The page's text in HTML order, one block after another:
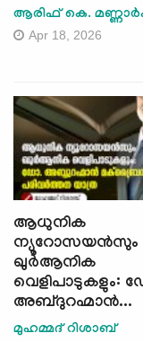
ആരിഫ് കെ.
Apr 18, 2026
ആധുനിക
ന്യൂറോസയൻസും
ഖുർആനിക
വെളിപാടുകളും:
അബ്ദുറഹ്മാൻ...
മുഹമ്മദ് റിശാബ്